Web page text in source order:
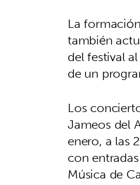
La
también
del festival
de un
Los
Jameos del
enero, a las
con
Música de